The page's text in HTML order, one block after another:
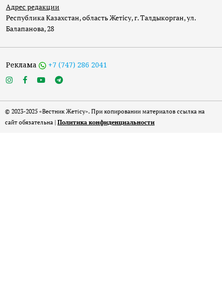
Адрес редакции
Республика Казахстан, область Жетісу, г. Талдыкорган, ул.
Балапанова, 28
Реклама +7 (747) 286 2041
© 2023-2025 «Вестник Жетісу». При копировании материалов ссылка на
сайт обязательна | Политика конфиденциальности